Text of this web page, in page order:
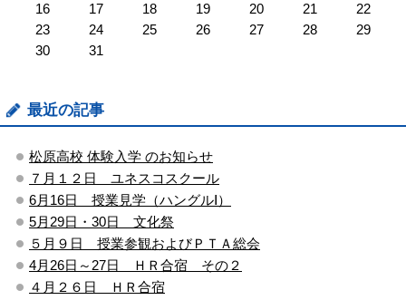
16
17 18 19 20 21
22
23
24 25 26 27 28
29
30
31
最近の記事
松原高校 体験入学 のお知らせ
７月１２日 ユネスコスクール
6月16日 授業見学（ハングルⅠ）
5月29日・30日 文化祭
５月９日 授業参観およびＰＴＡ総会
4月26日～27日 ＨＲ合宿 その２
４月２６日 ＨＲ合宿